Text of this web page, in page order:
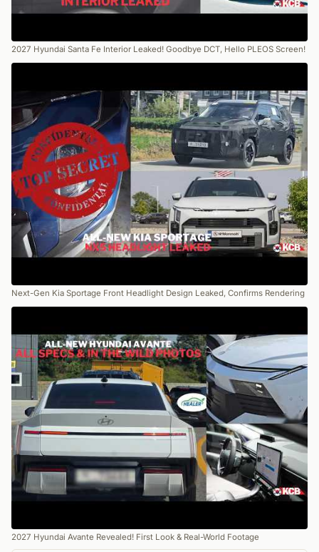
2027 Hyundai Santa Fe Interior Leaked! Goodbye DCT, Hello PLEOS Screen!
Next-Gen Kia Sportage Front Headlight Design Leaked, Confirms Rendering
2027 Hyundai Avante Revealed! First Look & Real-World Footage